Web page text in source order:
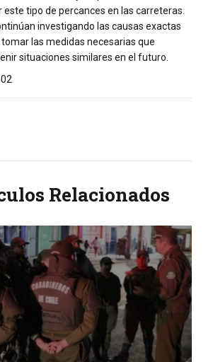
tipo de percances en las carreteras.
investigando las causas exactas
las medidas necesarias que
situaciones similares en el futuro.
Relacionados